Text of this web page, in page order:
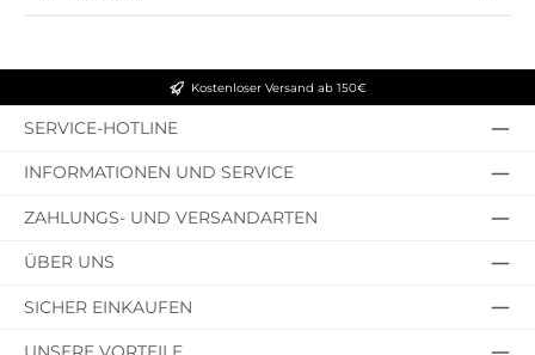
Kostenloser Versand ab 150€
SERVICE-HOTLINE
INFORMATIONEN UND SERVICE
ZAHLUNGS- UND VERSANDARTEN
ÜBER UNS
SICHER EINKAUFEN